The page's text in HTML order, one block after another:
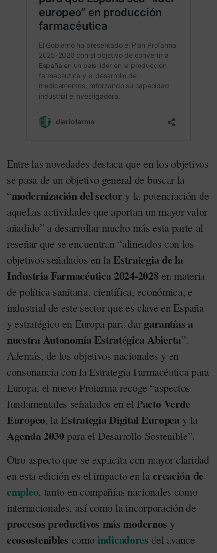
Entre las novedades destaca que en los objetivos
se pasa de un objetivo general de buscar la
“modernización del sectory la potenciación de
aquellas actividades que aportan un mayor valor
añadido” a desarrollar mucho más esta parte al
reseñar que se encuentran “alineados con los
objetivos señalados en laEstrategia de la
Industria Farmacéutica 2024-2028 en materia
de política sanitaria, científica, económica, e
industrial de este sector que es clave en España
y estratégico en Europa para dar garantías a
nuestra Autonomía Estratégica Abierta”.
Además, de los objetivos nacionales y en
consonancia con la Estrategia Farmacéutica para
Europa, el nuevo Profarma recoge “aspectos
fundamentales señalados en el Pacto Verde
Europeo, laEstrategia Digital Europea y la
Agenda 2030para el Desarrollo Sostenible”.
Otro aspecto que se explicita con mayor claridad
en esta edición es el impacto en la creación de
empleo, tanto en compañías nacionales como
internacionales, así como la incorporación de
procesos productivos más modernos y
ecosostenibles comoindicadores del avance